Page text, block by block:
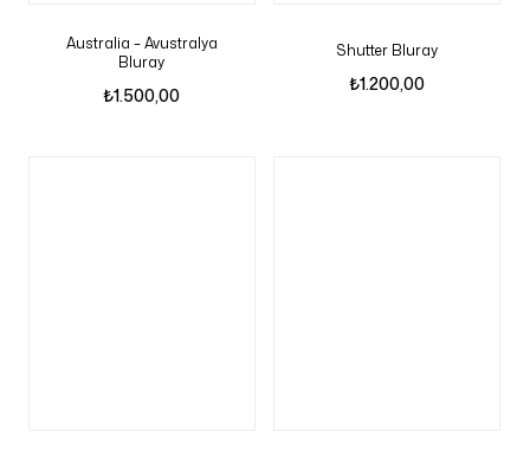
Australia – Avustralya
Bluray
₺1.500,00
Shutter Bluray
₺1.200,00